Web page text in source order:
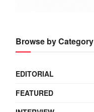
Browse by Category
EDITORIAL
FEATURED